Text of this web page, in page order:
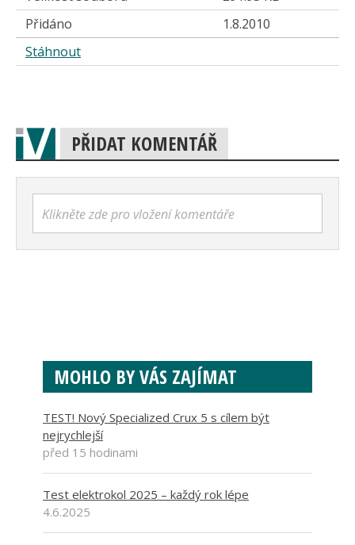
Přidáno
1.8.2010
Stáhnout
PŘIDAT KOMENTÁŘ
Klikněte zde pro vložení komentáře
MOHLO BY VÁS ZAJÍMAT
TEST! Nový Specialized Crux 5 s cílem být
nejrychlejší
před 15 hodinami
Test elektrokol 2025 – každý rok lépe
4.6.2025